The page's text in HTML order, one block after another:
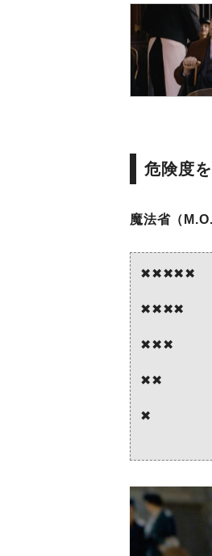
危険度
魔法省（
✖︎✖︎✖︎✖︎✖︎
✖︎✖︎✖︎✖︎
✖︎✖︎✖︎
✖︎✖︎
✖︎